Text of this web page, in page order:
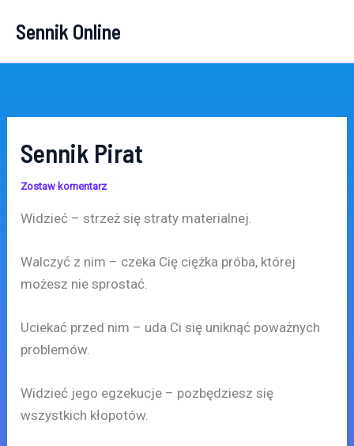
Sennik Online
Sennik Pirat
Zostaw komentarz
Widzieć – strzeż się straty materialnej.
Walczyć z nim – czeka Cię ciężka próba, której
możesz nie sprostać.
Uciekać przed nim – uda Ci się uniknąć poważnych
problemów.
Widzieć jego egzekucje – pozbędziesz się
wszystkich kłopotów.